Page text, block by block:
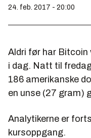
24. feb. 2017 - 20:00
Aldri før har Bitcoin
i dag. Natt til
186 amerikanske
en unse (27 gram)
Analytikerne er
kursoppgang.